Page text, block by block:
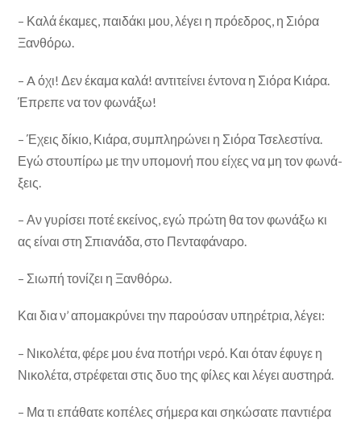
– Καλά έκαμες, παιδάκι μου, λέγει η πρόεδρος, η Σιόρα
Ξανθόρω.
– A όχι! Δεν έκαμα καλά! αντιτείνει έντονα η Σιόρα Κιάρα.
Έπρεπε να τον φωνάξω!
– Έχεις δίκιο, Κιάρα, συμπληρώνει η Σιόρα Τσελεστίνα.
Εγώ στουπίρω με την υπομονή που είχες να μη τον φωνά­
ξεις.
– Αν γυρίσει ποτέ εκείνος, εγώ πρώτη θα τον φωνάξω κι
ας είναι στη Σπιανάδα, στο Πενταφάναρο.
– Σιωπή τονίζει η Ξανθόρω.
Και δια ν’ απομακρύνει την παρούσαν υπηρέτρια, λέ­γει:
– Νικολέτα, φέρε μου ένα ποτήρι νερό. Και όταν έφυγε η
Νικολέτα, στρέφεται στις δυο της φίλες και λέγει αυστη­ρά.
– Μα τι επάθατε κοπέλες σήμερα και σηκώσατε παντιέ­ρα